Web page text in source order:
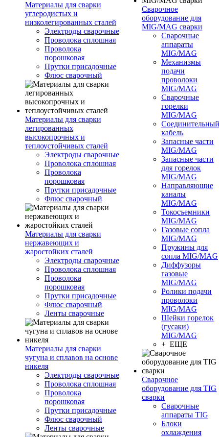
Материалы для сварки
углеродистых и
низколегированных сталей
Электроды сварочные
Проволока сплошная
Проволока
порошковая
Прутки присадочные
Флюс сварочный
Материалы для сварки
легированных
высокопрочных и
теплоустойчивых сталей
Электроды сварочные
Проволока сплошная
Проволока
порошковая
Прутки присадочные
Флюс сварочный
Материалы для сварки
нержавеющих и
жаростойких сталей
Электроды сварочные
Проволока сплошная
Проволока
порошковая
Прутки присадочные
Флюс сварочный
Ленты сварочные
Материалы для сварки
чугуна и сплавов на основе
никеля
Электроды сварочные
Проволока сплошная
Проволока
порошковая
Прутки присадочные
Флюс сварочный
Ленты сварочные
Сварочное
оборудование для
MIG/MAG сварки
Сварочные
аппараты
MIG/MAG
Механизмы
подачи
проволоки
MIG/MAG
Сварочные
горелки
MIG/MAG
Соединительный
кабель
Запасные части
MIG/MAG
Запасные части
для горелок
MIG/MAG
Направляющие
каналы
MIG/MAG
Токосъемники
MIG/MAG
Газовые сопла
MIG/MAG
Пружины для
сопла MIG/MAG
Диффузоры
газовые
MIG/MAG
Ролики подачи
проволоки
MIG/MAG
Шейки горелок
(гусаки)
MIG/MAG
+ ЕЩЕ
Сварочное
оборудование для TIG
сварки
Сварочные
аппараты TIG
Блоки
охлаждения